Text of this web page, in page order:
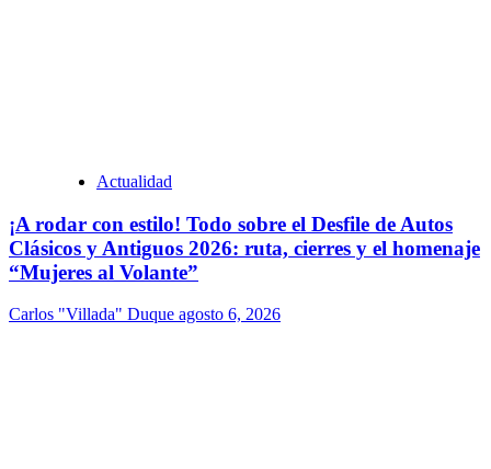
Actualidad
¡A rodar con estilo! Todo sobre el Desfile de Autos
Clásicos y Antiguos 2026: ruta, cierres y el homenaje
“Mujeres al Volante”
Carlos "Villada" Duque agosto 6, 2026